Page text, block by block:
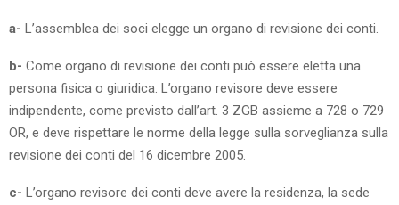
a- L’assemblea dei soci elegge un organo di revisione dei conti.
b- Come organo di revisione dei conti può essere eletta una
persona fisica o giuridica. L’organo revisore deve essere
indipendente, come previsto dall’art. 3 ZGB assieme a 728 o 729
OR, e deve rispettare le norme della legge sulla sorveglianza sulla
revisione dei conti del 16 dicembre 2005.
c- L’organo revisore dei conti deve avere la residenza, la sede